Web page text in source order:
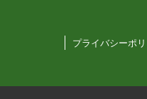
プライバシーポ